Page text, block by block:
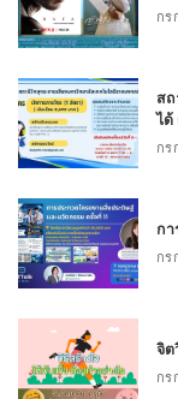
กร
ส
ได้
กร
กา
กร
จิต
กร